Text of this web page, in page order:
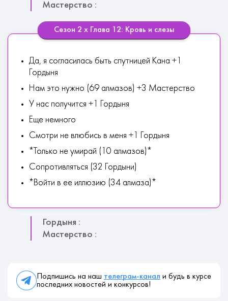
Мастерство :
Сезон 2 х Глава 12: Кровь и слезы
Да, я согласилась быть спутницей Кана +1
Гордыня
Нам это нужно (69 алмазов) +3 Мастерство
У нас получится +1 Гордыня
Еще немного
Смотри не влюбись в меня +1 Гордыня
*Только не умирай (10 алмазов)*
Сопротивляться (32 Гордыни)
*Войти в ее иллюзию (34 алмаза)*
Гордыня :
Мастерство :
Подпишись на наш телеграм-канал и будь в курсе
последних новостей и конкурсов!